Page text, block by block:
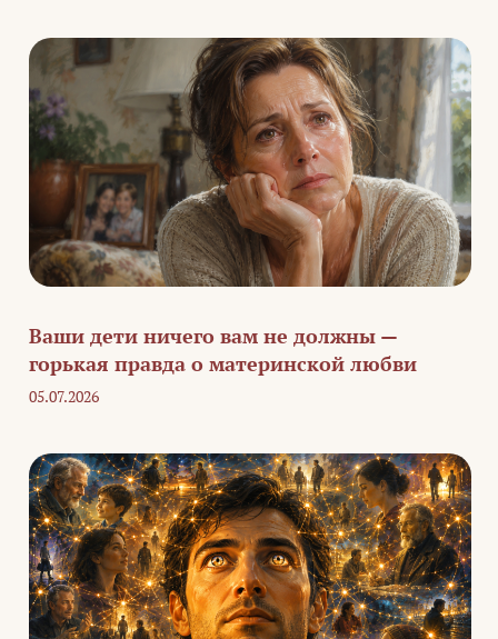
Ваши дети ничего вам не должны —
горькая правда о материнской любви
05.07.2026